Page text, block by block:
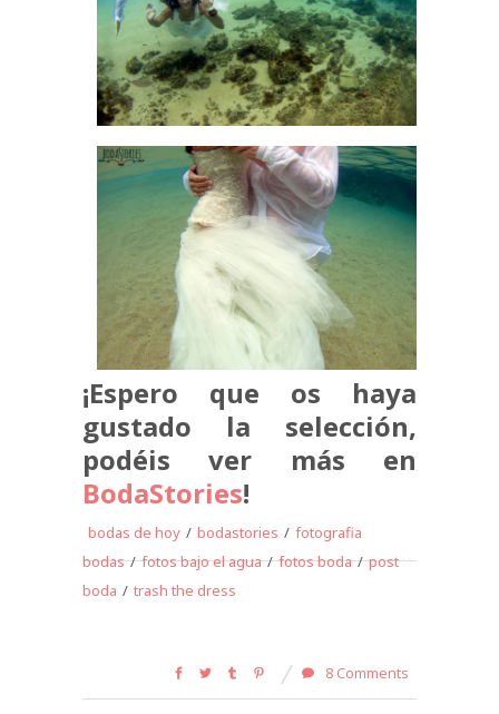
¡Espero que os haya
gustado la selección,
podéis ver más en
BodaStories!
bodas de hoy / bodastories / fotografia
bodas / fotos bajo el agua / fotos boda / post
boda / trash the dress
8 Comments